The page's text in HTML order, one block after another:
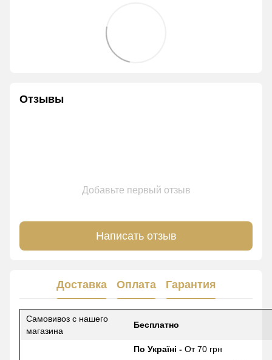
Отзывы
Добавьте первый отзыв
Написать отзыв
Доставка Оплата Гарантия
Самовивоз с нашего
магазина
Бесплатно
По Україні - От 70 грн